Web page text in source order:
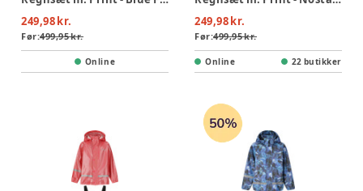
249,98 kr.
Før:499,95 kr.
Online
249,98 kr.
Før:499,95 kr.
Online 22 butikker